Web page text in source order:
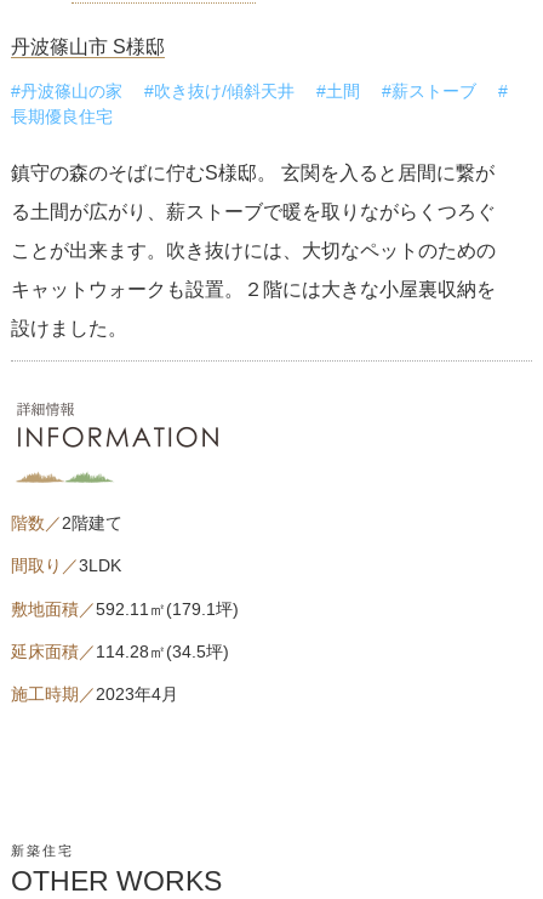
丹波篠山市 S様邸
#丹波篠山の家 #吹き抜け/傾斜天井 #土間 #薪ストーブ
#
長期優良住宅
鎮守の森のそばに佇むS様邸。 玄関を入ると居間に繋が
る土間が広がり、薪ストーブで暖を取りながらくつろぐ
ことが出来ます。吹き抜けには、大切なペットのための
キャットウォークも設置。２階には大きな小屋裏収納を
設けました。
階数／2階建て
間取り／3LDK
敷地面積／592.11㎡(179.1坪)
延床面積／114.28㎡(34.5坪)
施工時期／2023年4月
新築住宅
OTHER WORKS